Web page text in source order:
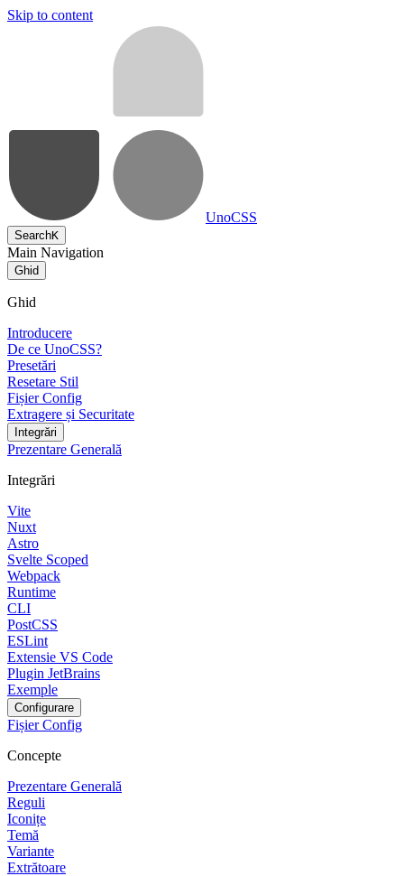
Skip to content
UnoCSS
SearchK
Main Navigation
Ghid
Ghid
Introducere
De ce UnoCSS?
Presetări
Resetare Stil
Fișier Config
Extragere și Securitate
Integrări
Prezentare Generală
Integrări
Vite
Nuxt
Astro
Svelte Scoped
Webpack
Runtime
CLI
PostCSS
ESLint
Extensie VS Code
Plugin JetBrains
Exemple
Configurare
Fișier Config
Concepte
Prezentare Generală
Reguli
Iconițe
Temă
Variante
Extrătoare